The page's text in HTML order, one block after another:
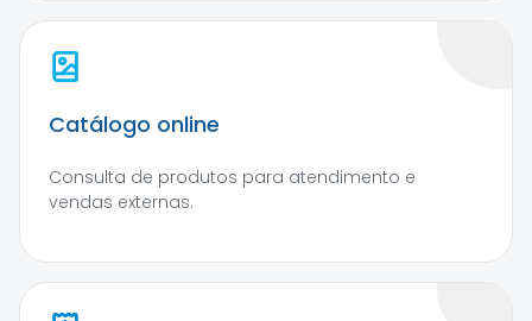
Catálogo online
Consulta de produtos para atendimento e
vendas externas.